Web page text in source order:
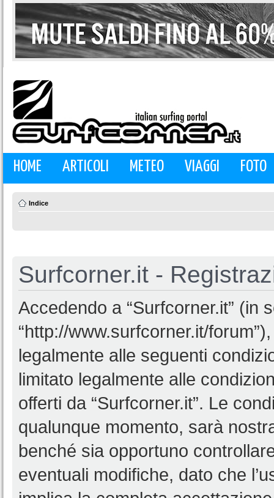
HOME ARTICOLI METEO VIAGGI FOTO
Indice
Surfcorner.it -
Accedendo a “Surfcorner.it” (in
“http://www.surfcorner.it/
legalmente alle seguenti
limitato legalmente alle
offerti da “Surfcorner.it”. Le
qualunque momento, sarà
benché sia opportuno
eventuali modifiche, dato che